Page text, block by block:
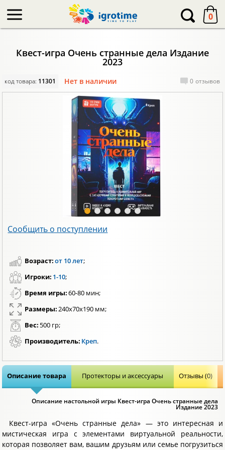
0
Квест-игра Очень странные дела Издание
2023
код товара: 11301 Нет в наличии 0 отзывов
Сообщить о поступлении
Возраст:от 10 лет;
Игроки: 1-10;
Время игры:60-80 мин;
Размеры:240х70х190 мм;
Вес: 500 гр;
Производитель: Креп.
Описание товара Протекторы и аксессуары Отзывы (0)
Описание настольной игры Квест-игра Очень странные дела
Издание 2023
Квест-игра «Очень странные дела» — это интересная и
мистическая игра с элементами виртуальной реальности,
которая позволяет вам, вашим друзьям или семье погрузиться